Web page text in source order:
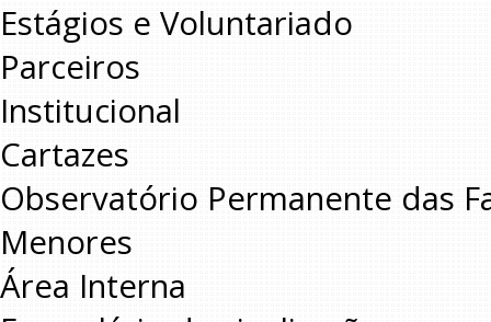
Estágios e Voluntariado
Parceiros
Institucional
Cartazes
Observatório Permanente das
Menores
Área Interna